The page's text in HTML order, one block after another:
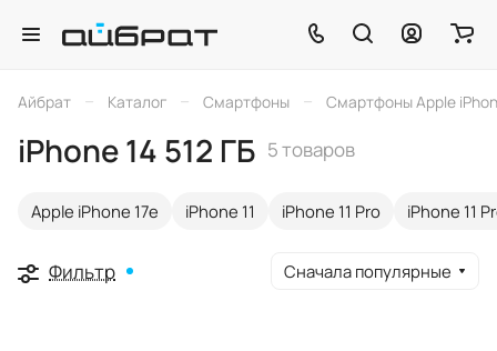
Айбрат – Каталог – Смартфоны – Смартфоны Apple
iPhone 14 512 ГБ 5 товаров
Apple iPhone 17e iPhone 11 iPhone 11 Pro iPhone 11
Фильтр Сначала популярные